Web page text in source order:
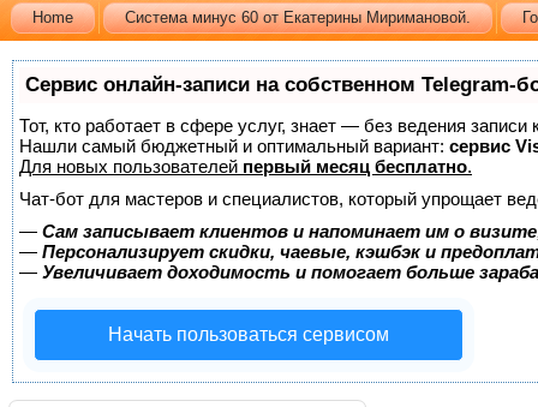
Home Cистема минус 60 от Екатерины Миримановой.
Сервис онлайн-записи на собственном Telegram-
Тот, кто работает в сфере услуг, знает — без ведения
Нашли самый бюджетный и оптимальный вариант: сервис
Для новых пользователей первый месяц бесплатно.
Чат-бот для мастеров и специалистов, который упрощает
— Сам записывает клиентов и напоминает им о
— Персонализирует скидки, чаевые, кэшбэк и
— Увеличивает доходимость и помогает больше
Начать пользоваться сервисом